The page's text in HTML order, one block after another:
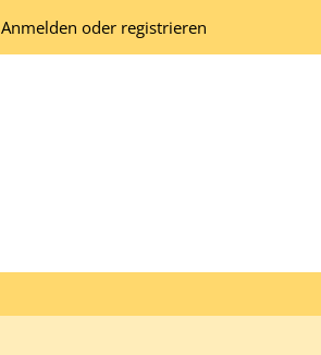
Anmelden oder registrieren